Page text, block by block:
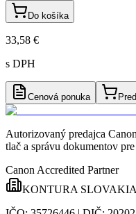
Do košíka
33,58 €
s DPH
Cenová ponuka
Autorizovaný predajca Canon
tlač a správu dokumentov
Canon Accredited Partner
KONTURA SLOVAKIA